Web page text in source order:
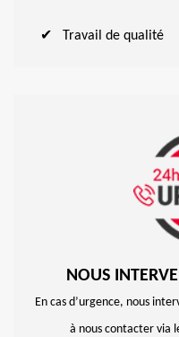
Travail de qualité
NOUS
En cas d’urgence, nous
à nous contacter via